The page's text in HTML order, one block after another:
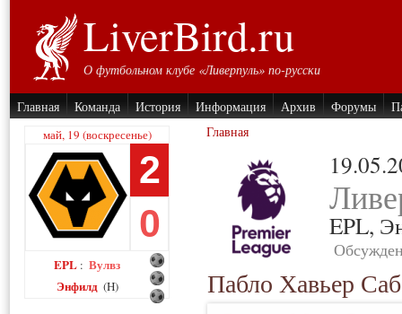
LiverBird.ru
О футбольном клубе «Ливерпуль» по-русски
Главная Команда История Информация Архив Форумы
май, 19 (воскресенье)
2
0
EPL : Вулвз
Энфилд (H)
Главная
EPL,
Пабло Хавьер